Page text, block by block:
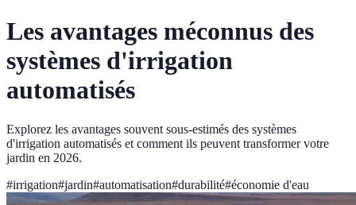
Les avantages méconnus des
systèmes d'irrigation
automatisés
Explorez les avantages souvent sous-estimés des systèmes
d'irrigation automatisés et comment ils peuvent transformer votre
jardin en 2026.
#irrigation#jardin#automatisation#durabilité#économie d'eau